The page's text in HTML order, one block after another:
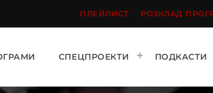
ПЛЕЙЛИСТ РОЗКЛАД
СПЕЦПРОЕКТИ ПОДКАСТИ